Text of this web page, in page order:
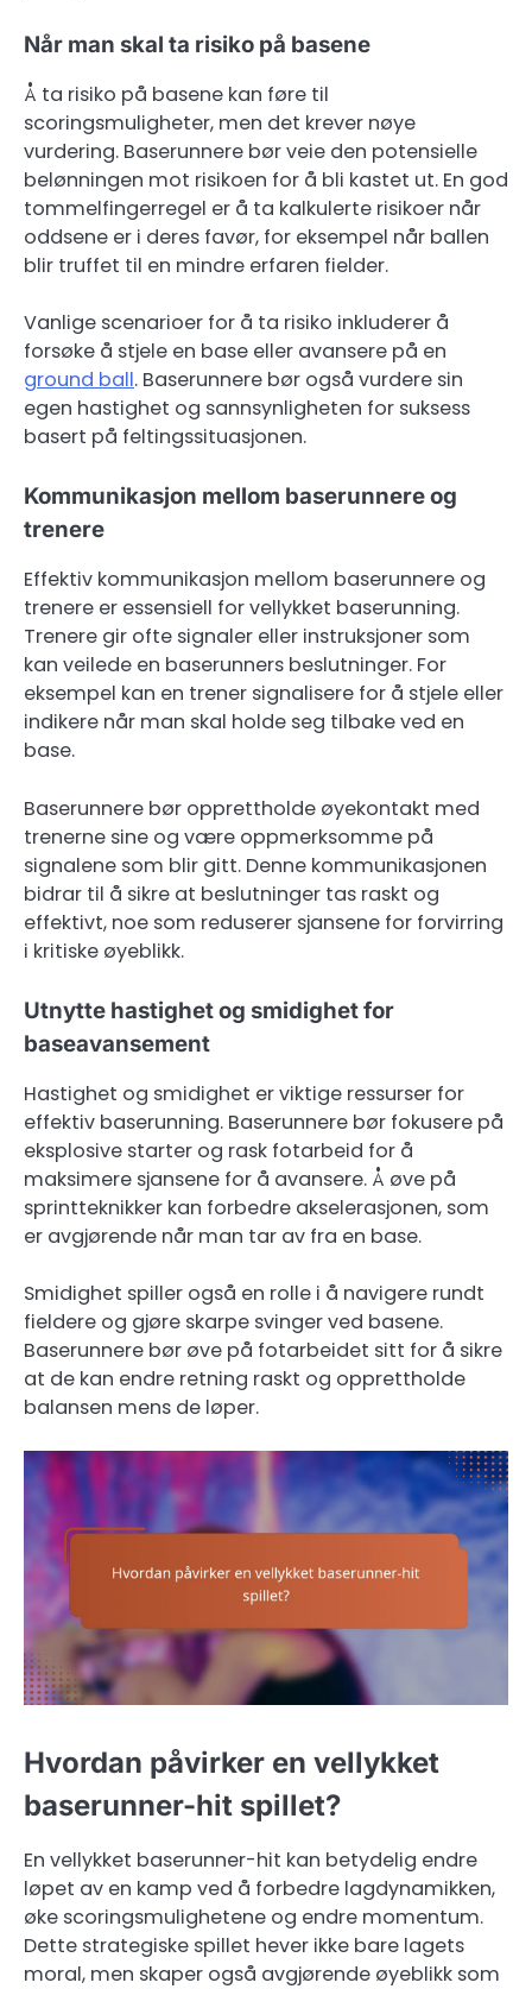
Når man skal ta risiko på basene
Å ta risiko på basene kan føre til
scoringsmuligheter, men det krever nøye
vurdering. Baserunnere bør veie den potensielle
belønningen mot risikoen for å bli kastet ut. En god
tommelfingerregel er å ta kalkulerte risikoer når
oddsene er i deres favør, for eksempel når ballen
blir truffet til en mindre erfaren fielder.
Vanlige scenarioer for å ta risiko inkluderer å
forsøke å stjele en base eller avansere på en
ground ball. Baserunnere bør også vurdere sin
egen hastighet og sannsynligheten for suksess
basert på feltingssituasjonen.
Kommunikasjon mellom baserunnere og
trenere
Effektiv kommunikasjon mellom baserunnere og
trenere er essensiell for vellykket baserunning.
Trenere gir ofte signaler eller instruksjoner som
kan veilede en baserunners beslutninger. For
eksempel kan en trener signalisere for å stjele eller
indikere når man skal holde seg tilbake ved en
base.
Baserunnere bør opprettholde øyekontakt med
trenerne sine og være oppmerksomme på
signalene som blir gitt. Denne kommunikasjonen
bidrar til å sikre at beslutninger tas raskt og
effektivt, noe som reduserer sjansene for forvirring
i kritiske øyeblikk.
Utnytte hastighet og smidighet for
baseavansement
Hastighet og smidighet er viktige ressurser for
effektiv baserunning. Baserunnere bør fokusere på
eksplosive starter og rask fotarbeid for å
maksimere sjansene for å avansere. Å øve på
sprintteknikker kan forbedre akselerasjonen, som
er avgjørende når man tar av fra en base.
Smidighet spiller også en rolle i å navigere rundt
fieldere og gjøre skarpe svinger ved basene.
Baserunnere bør øve på fotarbeidet sitt for å sikre
at de kan endre retning raskt og opprettholde
balansen mens de løper.
Hvordan påvirker en vellykket
baserunner-hit spillet?
En vellykket baserunner-hit kan betydelig endre
løpet av en kamp ved å forbedre lagdynamikken,
øke scoringsmulighetene og endre momentum.
Dette strategiske spillet hever ikke bare lagets
moral, men skaper også avgjørende øyeblikk som